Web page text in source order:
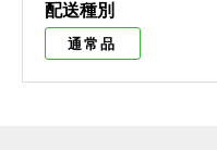
配送種別
通常品